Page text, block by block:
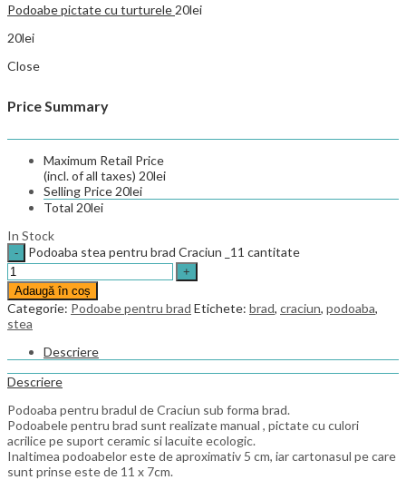
Podoabe pictate cu turturele 20lei
20lei
Close
Price Summary
Maximum Retail Price
(incl. of all taxes) 20lei
Selling Price 20lei
Total 20lei
In Stock
Podoaba stea pentru brad Craciun _11 cantitate
Adaugă în coș
Categorie: Podoabe pentru brad Etichete: brad, craciun, podoaba,
stea
Descriere
Descriere
Podoaba pentru bradul de Craciun sub forma brad.
Podoabele pentru brad sunt realizate manual , pictate cu culori
acrilice pe suport ceramic si lacuite ecologic.
Inaltimea podoabelor este de aproximativ 5 cm, iar cartonasul pe care
sunt prinse este de 11 x 7cm.